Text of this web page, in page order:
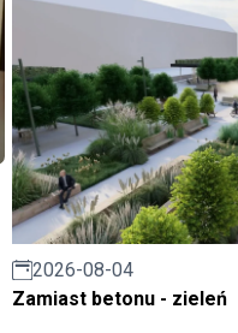
2026-08-04
Zamiast betonu - zieleń